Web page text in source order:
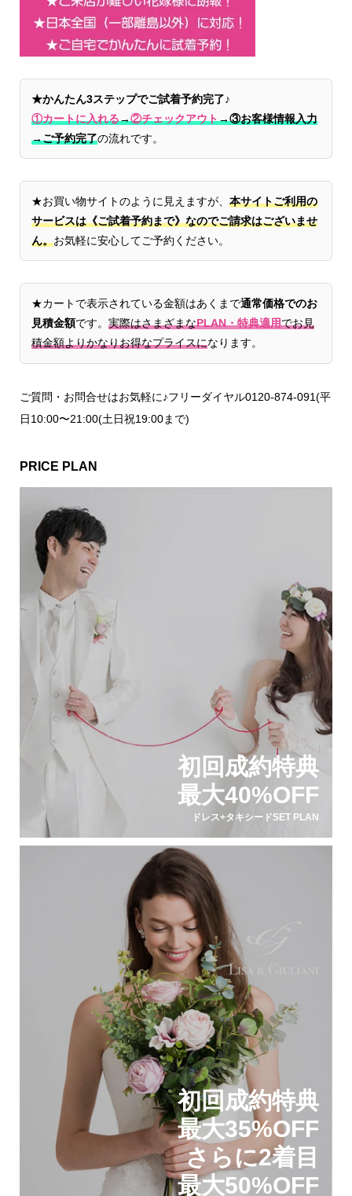
★かんたん3ステップでご試着予約完了♪
①カートに入れる→②チェックアウト→③お客様情報入力
→ご予約完了の流れです。
★お買い物サイトのように見えますが、 本サイトご利用の
サービスは《ご試着予約まで》なのでご請求はございませ
ん。お気軽に安心してご予約ください。
★カートで表示されている金額はあくまで通常価格でのお
見積金額です。 実際はさまざまなPLAN・特典適用でお見
積金額よりかなりお得なプライスになります。
ご質問・お問合せはお気軽に♪フリーダイヤル0120-874-091(平
日10:00〜21:00(土日祝19:00まで)
PRICE PLAN
初回成約特典
最大40%OFF
ドレス+タキシードSET PLAN
初回成約特典
最大35%OFF
さらに2着目
最大50%OFF